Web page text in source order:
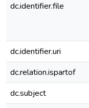
dc.identifier.file
dc.identifier.uri
dc.relation.ispartof
dc.subject